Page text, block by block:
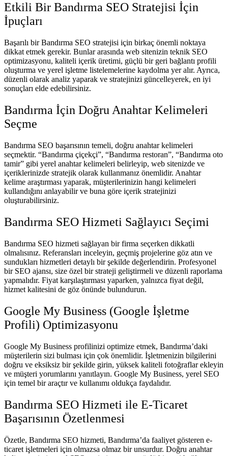
Etkili Bir Bandırma SEO Stratejisi İçin
İpuçları
Başarılı bir Bandırma SEO stratejisi için birkaç önemli noktaya
dikkat etmek gerekir. Bunlar arasında web sitenizin teknik SEO
optimizasyonu, kaliteli içerik üretimi, güçlü bir geri bağlantı profili
oluşturma ve yerel işletme listelemelerine kaydolma yer alır. Ayrıca,
düzenli olarak analiz yaparak ve stratejinizi güncelleyerek, en iyi
sonuçları elde edebilirsiniz.
Bandırma İçin Doğru Anahtar Kelimeleri
Seçme
Bandırma SEO başarısının temeli, doğru anahtar kelimeleri
seçmektir. “Bandırma çiçekçi”, “Bandırma restoran”, “Bandırma oto
tamir” gibi yerel anahtar kelimeleri belirleyip, web sitenizde ve
içeriklerinizde stratejik olarak kullanmanız önemlidir. Anahtar
kelime araştırması yaparak, müşterilerinizin hangi kelimeleri
kullandığını anlayabilir ve buna göre içerik stratejinizi
oluşturabilirsiniz.
Bandırma SEO Hizmeti Sağlayıcı Seçimi
Bandırma SEO hizmeti sağlayan bir firma seçerken dikkatli
olmalısınız. Referansları inceleyin, geçmiş projelerine göz atın ve
sundukları hizmetleri detaylı bir şekilde değerlendirin. Profesyonel
bir SEO ajansı, size özel bir strateji geliştirmeli ve düzenli raporlama
yapmalıdır. Fiyat karşılaştırması yaparken, yalnızca fiyat değil,
hizmet kalitesini de göz önünde bulundurun.
Google My Business (Google İşletme
Profili) Optimizasyonu
Google My Business profilinizi optimize etmek, Bandırma’daki
müşterilerin sizi bulması için çok önemlidir. İşletmenizin bilgilerini
doğru ve eksiksiz bir şekilde girin, yüksek kaliteli fotoğraflar ekleyin
ve müşteri yorumlarını yanıtlayın. Google My Business, yerel SEO
için temel bir araçtır ve kullanımı oldukça faydalıdır.
Bandırma SEO Hizmeti ile E-Ticaret
Başarısının Özetlenmesi
Özetle, Bandırma SEO hizmeti, Bandırma’da faaliyet gösteren e-
ticaret işletmeleri için olmazsa olmaz bir unsurdur. Doğru anahtar